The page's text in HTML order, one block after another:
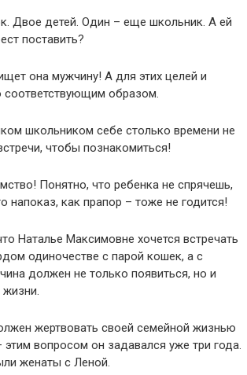
Двое детей. Один – еще школьник. А ей
поставить?
она мужчину! А для этих целей и
соответствующим образом.
школьником себе столько времени не
чтобы познакомиться!
Понятно, что ребенка не спрячешь,
напоказ, как прапор – тоже не годится!
Наталье Максимовне хочется встречать
одиночестве с парой кошек, а с
должен не только появиться, но и
жизни.
жертвовать своей семейной жизнью
вопросом он задавался уже три года.
женаты с Леной.